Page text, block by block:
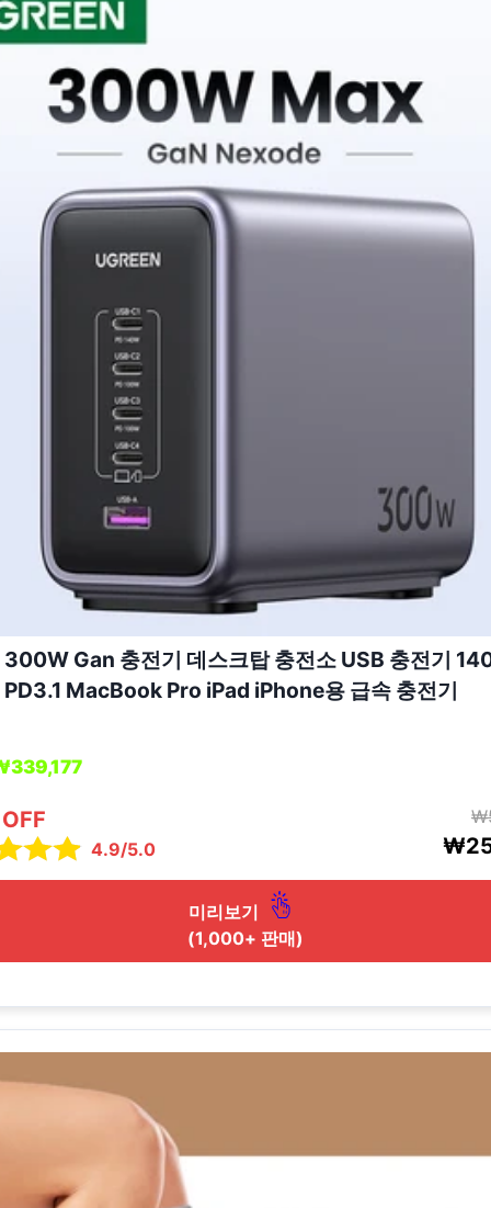
300W Gan 충전기 데스크탑 충전소 USB 충전기
PD3.1 MacBook Pro iPad iPhone용 급속 충전기
4.9/5.0
미리보기
(1,000+ 판매)